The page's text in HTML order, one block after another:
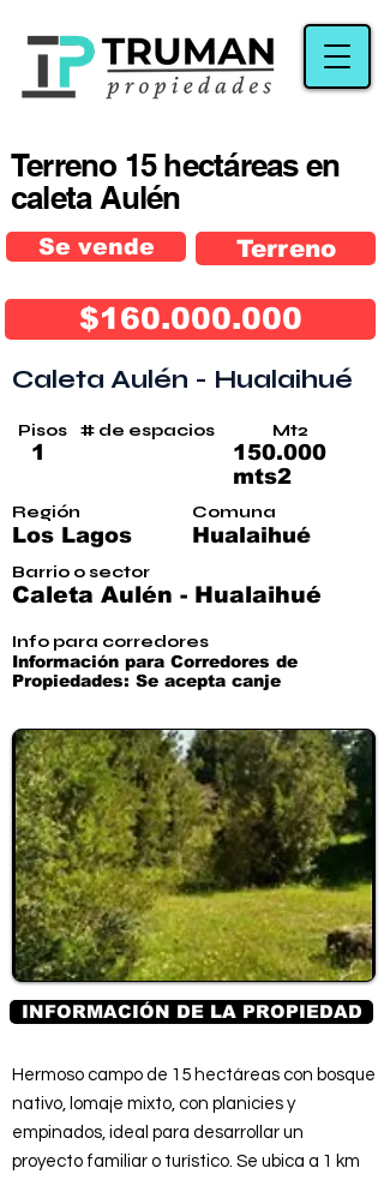
Terreno 15 hectáreas en
caleta Aulén
Se vende Terreno
$160.000.000
Caleta Aulén - Hualaihué
Pisos
1
# de espacios Mt2
150.000
mts2
Región
Los Lagos
Comuna
Hualaihué
Barrio o sector
Caleta Aulén - Hualaihué
Info para corredores
Información para Corredores de
Propiedades: Se acepta canje
INFORMACIÓN DE LA PROPIEDAD
Hermoso campo de 15 hectáreas con bosque
nativo, lomaje mixto, con planicies y
empinados, ideal para desarrollar un
proyecto familiar o turístico. Se ubica a 1 km